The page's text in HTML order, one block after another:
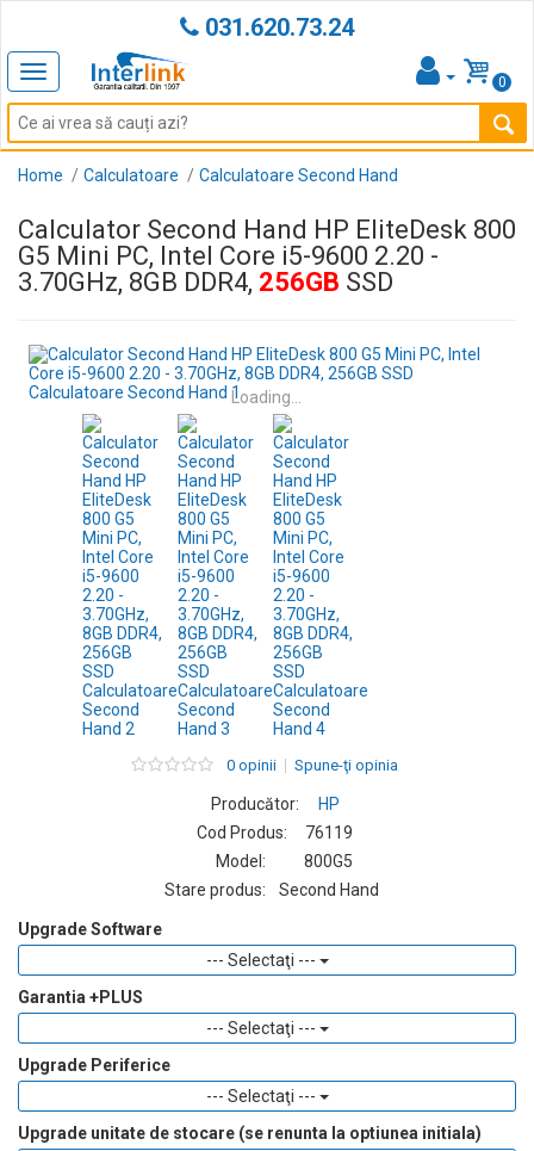
031.620.73.24
Toggle
navigation
0
Home Calculatoare Calculatoare Second Hand
Calculator Second Hand HP EliteDesk 800
G5 Mini PC, Intel Core i5-9600 2.20 -
3.70GHz, 8GB DDR4, 256GB SSD
Loading...
0 opinii Spune-ţi opinia
Producător:
HP
Cod Produs:
76119
Model:
800G5
Stare produs:
Second Hand
Upgrade Software
--- Selectaţi ---
Garantia +PLUS
--- Selectaţi ---
Upgrade Periferice
--- Selectaţi ---
Upgrade unitate de stocare (se renunta la optiunea initiala)